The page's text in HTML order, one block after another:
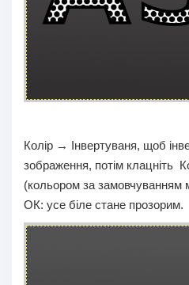
Колір → Інвертуваня, щоб
зображення, потім клацніть
(кольором за замовчуванням
ОК: усе біле стане прозорим.